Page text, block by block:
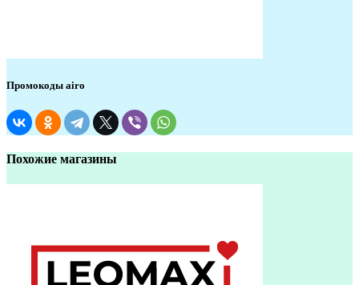
Промокоды airo
Похожие магазины